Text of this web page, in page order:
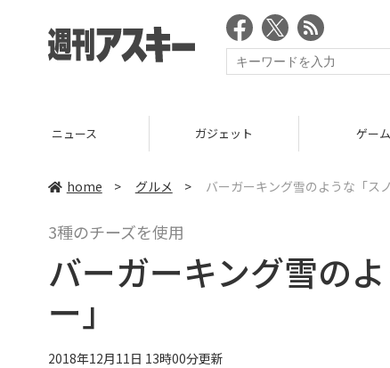
ニュース ガジェット ゲーム
home > グルメ > バーガーキング雪のような「ス
3種のチーズを使用
バーガーキング雪の
ー」
2018年12月11日 13時00分更新